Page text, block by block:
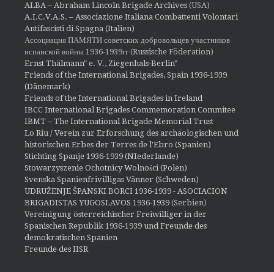
ALBA – Abraham Lincoln Brigade Archives (USA)
A.I.C.V.A.S. – Associazione Italiana Combattenti Volontari
Antifascisti di Spagna (Italien)
Ассоциация ПАМЯТИ советских добровольцев участников
испанской войны 1936-1939гг (Russische Föderation)
Ernst Thälmann" e. V., Ziegenhals-Berlin"
Friends of the International Brigades, Spain 1936-1939
(Dänemark)
Friends of the International Brigades in Ireland
IBCC International Brigades Commemoration Commitee
IBMT – The International Brigade Memorial Trust
Lo Riu / Verein zur Erforschung des archäologischen und
historischen Erbes der Terres de l'Ebro (Spanien)
Stichting Spanje 1936-1939 (NIederlande)
Stowarzyszenie Ochotnicy Wolności (Polen)
Svenska Spanienfrivilligas Vänner (Schweden)
UDRUŽENJE ŠPANSKI BORCI 1936-1939 - ASOCIACION
BRIGADISTAS YUGOSLAVOS 1936-1939 (Serbien)
Vereinigung österreichischer Freiwilliger in der
Spanischen Republik 1936-1939 und Freunde des
demokratischen Spanien
Freunde des IISR